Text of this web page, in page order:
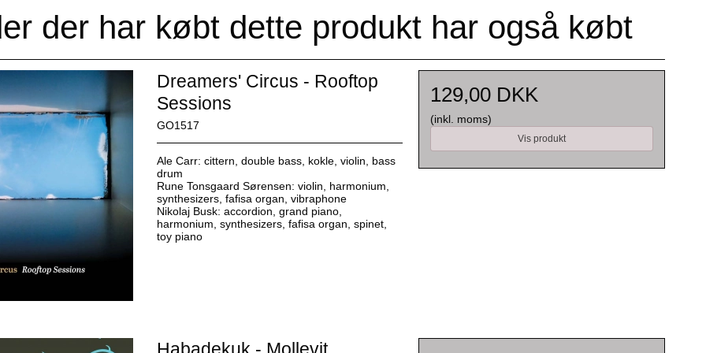
der har købt dette produkt har også købt
Dreamers' Circus - Rooftop
Sessions
GO1517
Ale Carr: cittern, double bass, kokle, violin, bass
drum
Rune Tonsgaard Sørensen: violin, harmonium,
synthesizers, fafisa organ, vibraphone
Nikolaj Busk: accordion, grand piano,
harmonium, synthesizers, fafisa organ, spinet,
toy piano
129,00 DKK
(inkl. moms)
Vis produkt